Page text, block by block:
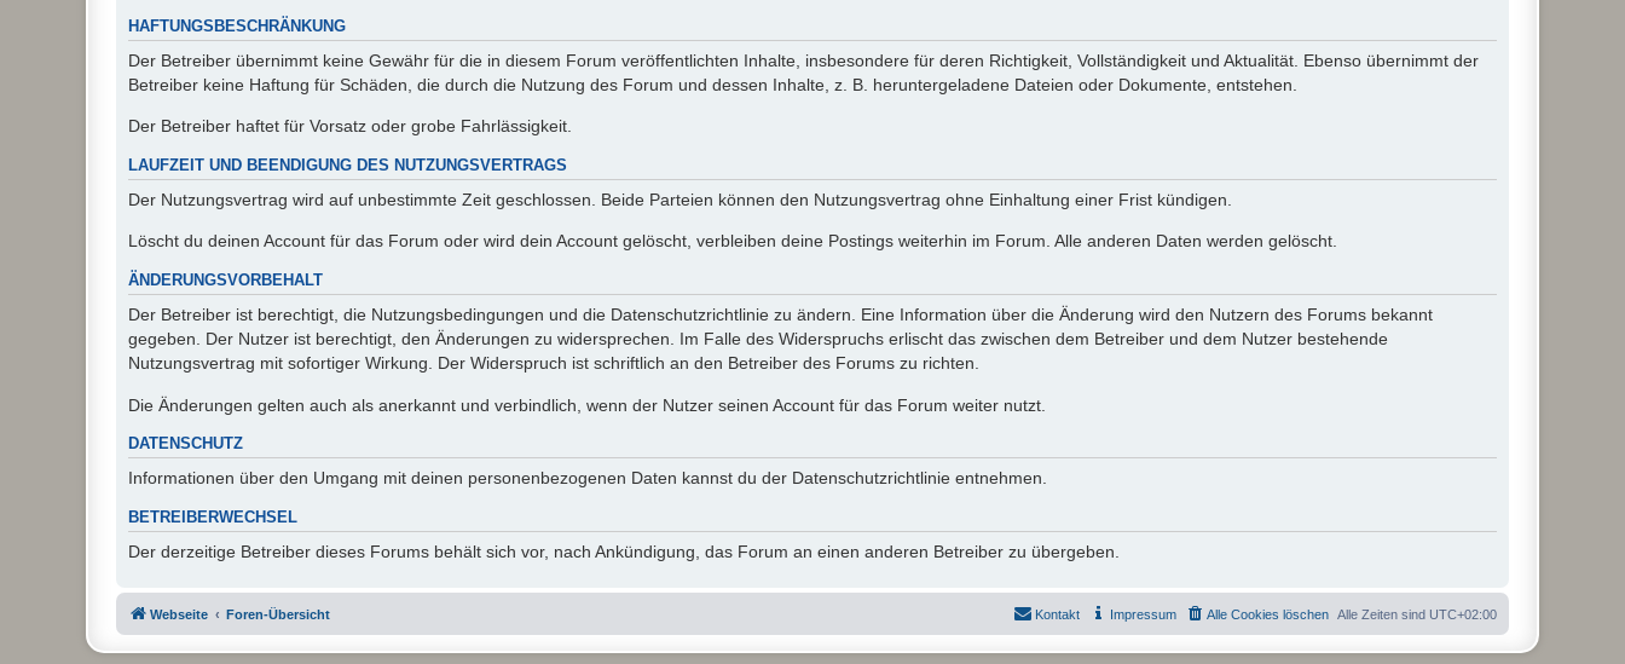
HAFTUNGSBESCHRÄNKUNG
Der Betreiber übernimmt keine Gewähr für die in diesem Forum veröffentlichten Inhalte, insbesondere für deren Richtigkeit, Vollständigkeit und Aktualität. Ebenso übernimmt der
Betreiber keine Haftung für Schäden, die durch die Nutzung des Forum und dessen Inhalte, z. B. heruntergeladene Dateien oder Dokumente, entstehen.
Der Betreiber haftet für Vorsatz oder grobe Fahrlässigkeit.
LAUFZEIT UND BEENDIGUNG DES NUTZUNGSVERTRAGS
Der Nutzungsvertrag wird auf unbestimmte Zeit geschlossen. Beide Parteien können den Nutzungsvertrag ohne Einhaltung einer Frist kündigen.
Löscht du deinen Account für das Forum oder wird dein Account gelöscht, verbleiben deine Postings weiterhin im Forum. Alle anderen Daten werden gelöscht.
ÄNDERUNGSVORBEHALT
Der Betreiber ist berechtigt, die Nutzungsbedingungen und die Datenschutzrichtlinie zu ändern. Eine Information über die Änderung wird den Nutzern des Forums bekannt
gegeben. Der Nutzer ist berechtigt, den Änderungen zu widersprechen. Im Falle des Widerspruchs erlischt das zwischen dem Betreiber und dem Nutzer bestehende
Nutzungsvertrag mit sofortiger Wirkung. Der Widerspruch ist schriftlich an den Betreiber des Forums zu richten.
Die Änderungen gelten auch als anerkannt und verbindlich, wenn der Nutzer seinen Account für das Forum weiter nutzt.
DATENSCHUTZ
Informationen über den Umgang mit deinen personenbezogenen Daten kannst du der Datenschutzrichtlinie entnehmen.
BETREIBERWECHSEL
Der derzeitige Betreiber dieses Forums behält sich vor, nach Ankündigung, das Forum an einen anderen Betreiber zu übergeben.
Webseite Foren-Übersicht Alle Zeiten sind UTC+02:00
Alle Cookies löschen
Impressum
Kontakt